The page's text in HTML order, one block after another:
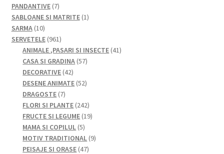
PANDANTIVE 77
produse
SABLOANE SI MATRITE 11
SARMA 1010
produse
SERVETELE 961961
de
produse
ANIMALE ,PASARI SI INSECTE 4141
CASA SI GRADINA 5757
produse
DECORATIVE 4242
de
DESENE ANIMATE 5252
produse
DRAGOSTE 77
produse
FLORI SI PLANTE 242242
de
FRUCTE SI LEGUME 1919
MAMA SI COPILUL 55
produse
MOTIV TRADITIONAL 99
PEISAJE SI ORASE 4747